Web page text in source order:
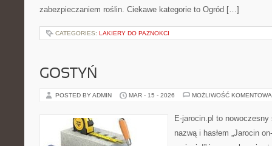
zabezpieczaniem roślin. Ciekawe kategorie to Ogród […]
CATEGORIES: LAKIERY DO PAZNOKCI
GOSTYŃ
POSTED BY ADMIN MAR - 15 - 2026 MOŻLIWOŚĆ
E-jarocin.pl to
nazwą i hasłem „Jarocin